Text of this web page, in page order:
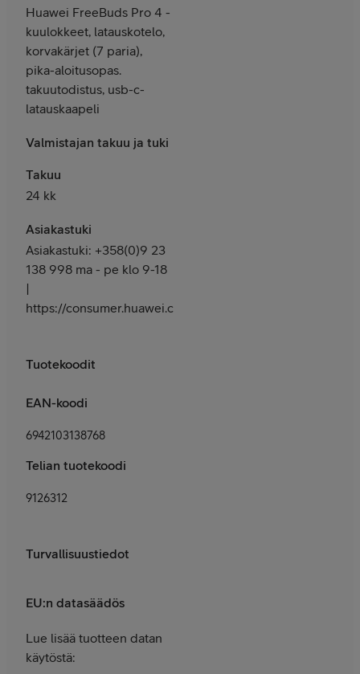
Huawei FreeBuds Pro 4 -
kuulokkeet, latauskotelo,
korvakärjet (7 paria),
pika-aloitusopas.
takuutodistus, usb-c-
latauskaapeli
Valmistajan takuu ja tuki
Takuu
24 kk
Asiakastuki
Asiakastuki: +358(0)9 23
138 998 ma - pe klo 9-18
|
https://consumer.huawei.com/fi/support/
Tuotekoodit
EAN-koodi
6942103138768
Telian tuotekoodi
9126312
Turvallisuustiedot
EU:n datasäädös
Lue lisää tuotteen datan
käytöstä: